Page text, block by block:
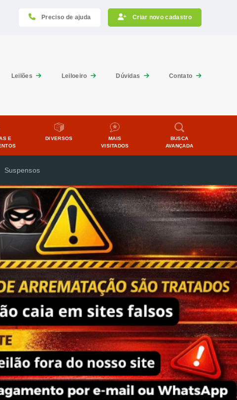
Preciso de ajuda Criar novo cadastro
Leilões Leiloeiro Dúvidas Contato
E
DIVERSOS
MAIS
VISITADOS
BUSCA
AVANÇADA
Suspensos